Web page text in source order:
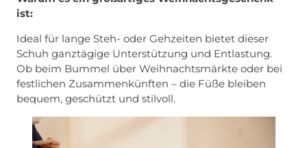
ist:
Ideal für lange Steh- oder Gehzeiten bietet dieser
Schuh ganztägige Unterstützung und Entlastung.
Ob beim Bummel über Weihnachtsmärkte oder bei
festlichen Zusammenkünften – die Füße bleiben
bequem, geschützt und stilvoll.